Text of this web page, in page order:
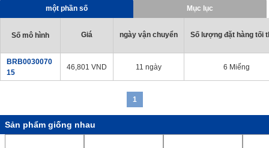
một phần số Mục lục
Số mô hình Giá ngày vận chuyển Số lượng đặt hàng tối
BRB0030070
15
46,801 VND 11 ngày 6 Miếng
1
Sản phẩm giống nhau